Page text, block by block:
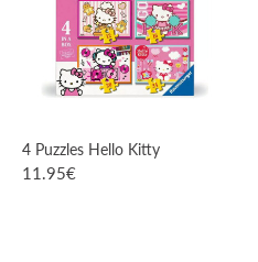
4 Puzzles Hello Kitty
11.95€